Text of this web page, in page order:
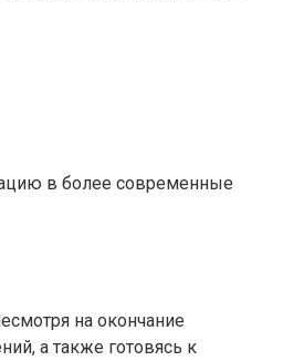
в более современные
на окончание
а также готовясь к